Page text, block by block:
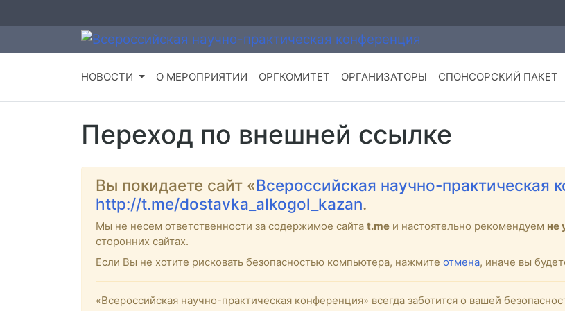
НОВОСТИ О МЕРОПРИЯТИИ ОРГКОМИТЕТ ОРГАНИЗАТОРЫ СПОНСОРСКИЙ ПАКЕТ
Переход по внешней ссылке
Вы покидаете сайт «Всероссийская научно-практическая
http://t.me/dostavka_alkogol_kazan.
Мы не несем ответственности за содержимое сайта t.me и настоятельно рекомендуем не
сторонних сайтах.
Если Вы не хотите рисковать безопасностью компьютера, нажмите отмена, иначе вы
«Всероссийская научно-практическая конференция» всегда заботится о вашей